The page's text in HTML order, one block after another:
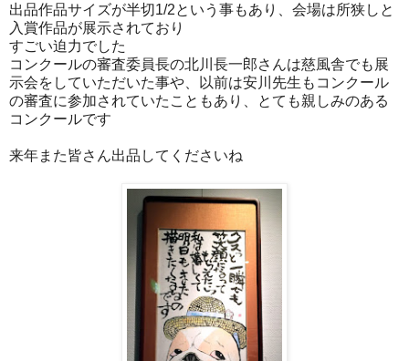
出品作品サイズが半切1/2という事もあり、会場は所狭しと
入賞作品が展示されており
すごい迫力でした
コンクールの審査委員長の北川長一郎さんは慈風舎でも展
示会をしていただいた事や、以前は安川先生もコンクール
の審査に参加されていたこともあり、とても親しみのある
コンクールです
来年また皆さん出品してくださいね